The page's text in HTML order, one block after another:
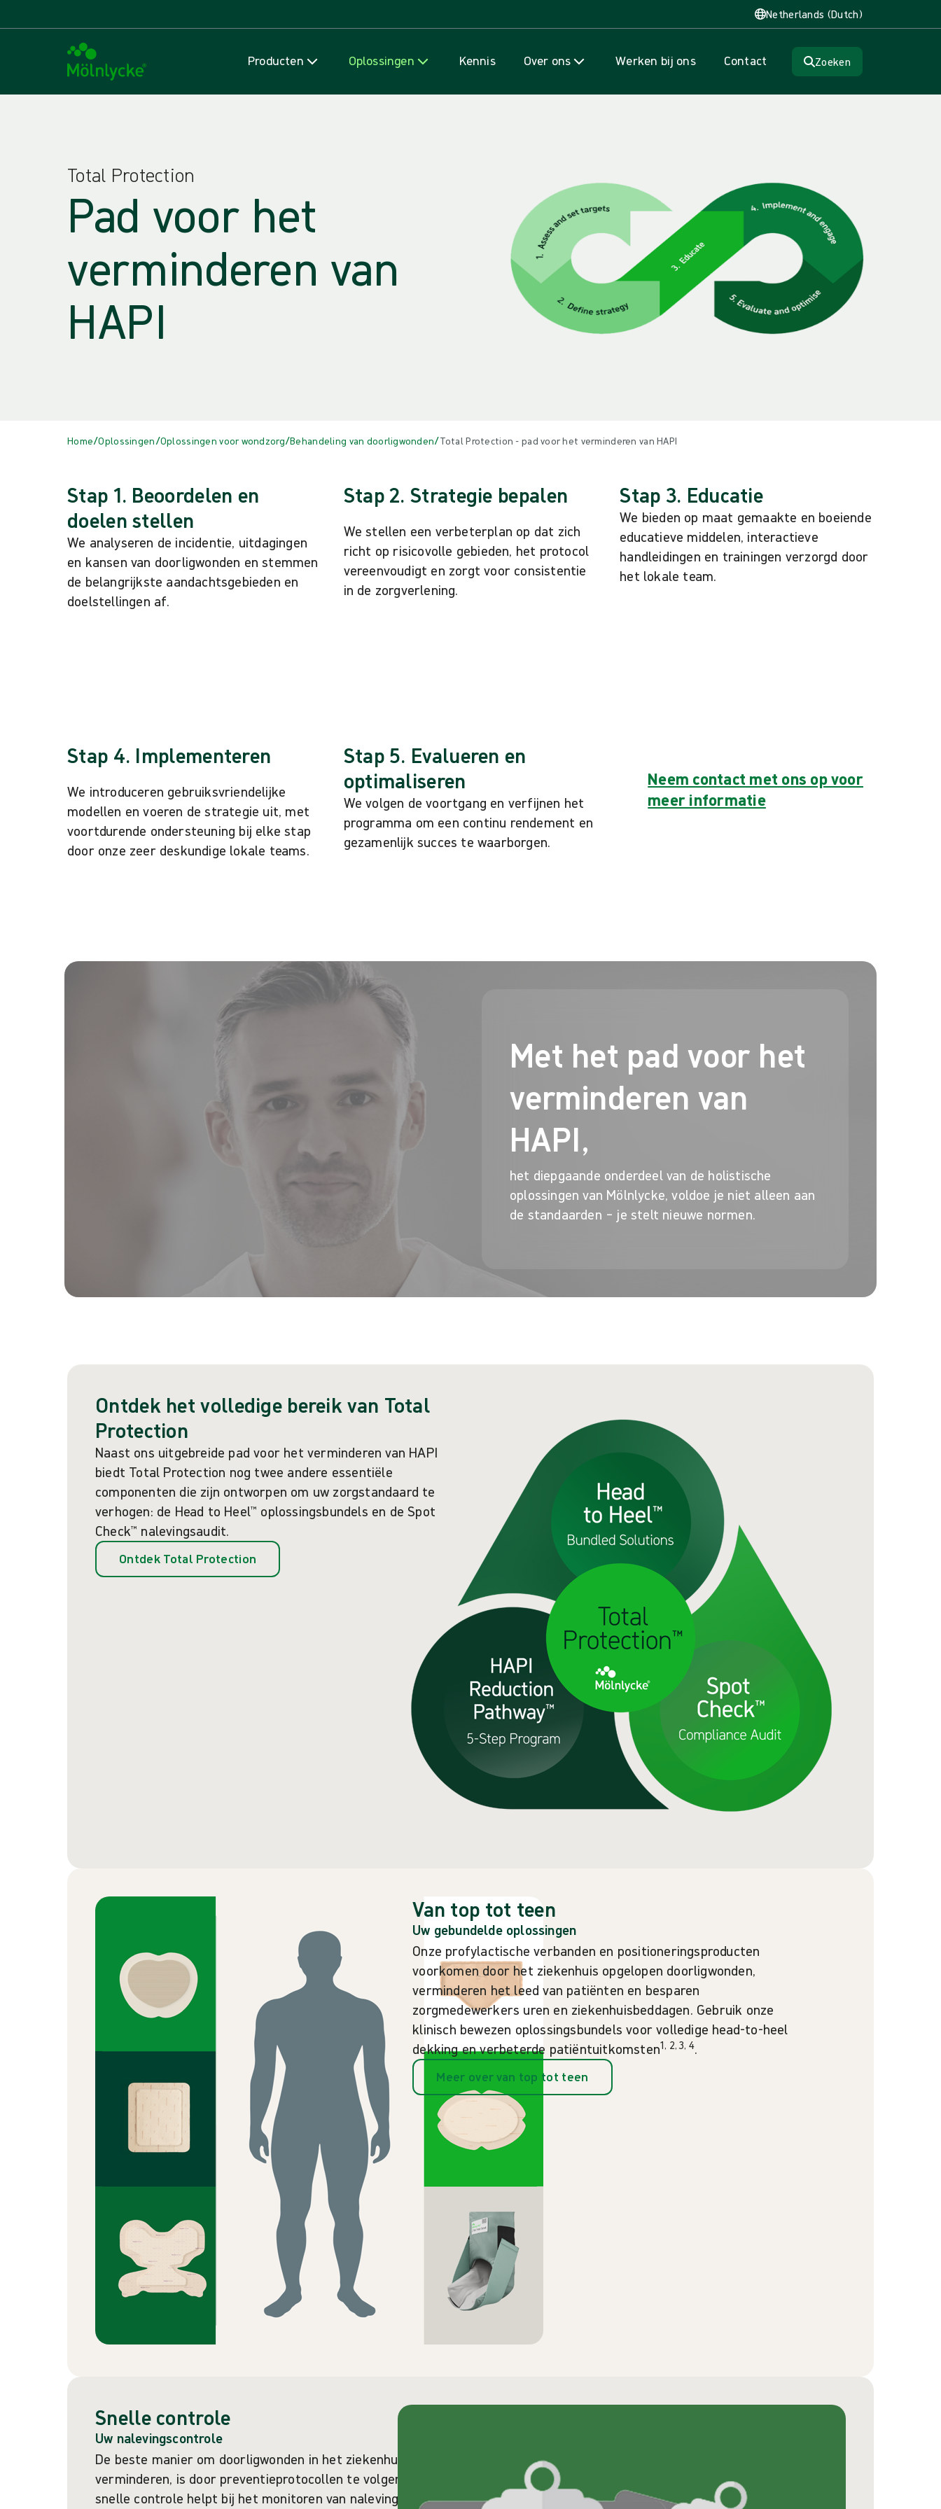
Netherlands (Dutch)
Producten Oplossingen Kennis Over ons Werken bij ons Contact Zoeken
Total Protection
Pad voor het
verminderen van
HAPI
Home/Oplossingen/Oplossingen voor wondzorg/Behandeling van doorligwonden/Total Protection - pad voor het verminderen van HAPI
Stap 1. Beoordelen en
doelen stellen
We analyseren de incidentie, uitdagingen
en kansen van doorligwonden en stemmen
de belangrijkste aandachtsgebieden en
doelstellingen af.
Stap 2. Strategie bepalen
We stellen een verbeterplan op dat zich
richt op risicovolle gebieden, het protocol
vereenvoudigt en zorgt voor consistentie
in de zorgverlening.
Stap 3. Educatie
We bieden op maat gemaakte en boeiende
educatieve middelen, interactieve
handleidingen en trainingen verzorgd door
het lokale team.
Stap 4. Implementeren
We introduceren gebruiksvriendelijke
modellen en voeren de strategie uit, met
voortdurende ondersteuning bij elke stap
door onze zeer deskundige lokale teams.
Stap 5. Evalueren en
optimaliseren
We volgen de voortgang en verfijnen het
programma om een continu rendement en
gezamenlijk succes te waarborgen.
Neem contact met ons op voor
meer informatie
Met het pad voor het
verminderen van
HAPI,
het diepgaande onderdeel van de holistische
oplossingen van Mölnlycke, voldoe je niet alleen aan
de standaarden – je stelt nieuwe normen.
Ontdek het volledige bereik van Total
Protection
Naast ons uitgebreide pad voor het verminderen van HAPI
biedt Total Protection nog twee andere essentiële
componenten die zijn ontworpen om uw zorgstandaard te
verhogen: de Head to Heel™ oplossingsbundels en de Spot
Check™ nalevingsaudit.
Ontdek Total Protection
Van top tot teen
Uw gebundelde oplossingen
Onze profylactische verbanden en positioneringsproducten
voorkomen door het ziekenhuis opgelopen doorligwonden,
verminderen het leed van patiënten en besparen
zorgmedewerkers uren en ziekenhuisbeddagen. Gebruik onze
klinisch bewezen oplossingsbundels voor volledige head-to-heel
dekking en verbeterde patiëntuitkomsten1, 2, 3, 4.
Meer over van top tot teen
Snelle controle
Uw nalevingscontrole
De beste manier om doorligwonden in het ziekenhuis te
verminderen, is door preventieprotocollen te volgen. Onze
snelle controle helpt bij het monitoren van naleving, par-